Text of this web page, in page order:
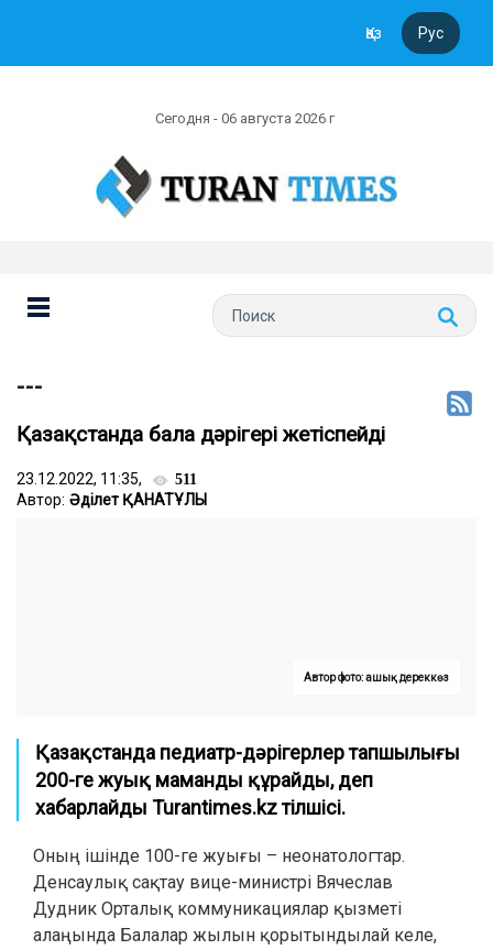
Қаз Рус
Сегодня - 06 августа 2026 г
---
Қазақстанда бала дәрігері жетіспейді
23.12.2022, 11:35, 511
Автор: Әділет ҚАНАТҰЛЫ
Автор фото: ашық дереккөз
Қазақстанда педиатр-дәрігерлер тапшылығы
200-ге жуық маманды құрайды, деп
хабарлайды Turantimes.kz тілшісі.
Оның ішінде 100-ге жуығы – неонатологтар.
Денсаулық сақтау вице-министрі Вячеслав
Дудник Орталық коммуникациялар қызметі
алаңында Балалар жылын қорытындылай келе,